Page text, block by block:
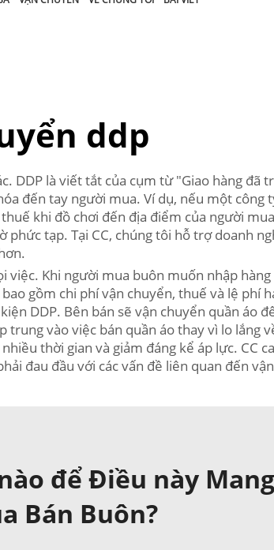
ddp
DDP là viết tắt của cụm từ "Giao hàng đã
đến tay người mua. Ví dụ, nếu một công
khi đồ chơi đến địa điểm của người
tạp. Tại CC, chúng tôi hỗ trợ doanh
Khi người mua buôn muốn nhập
gồm chi phí vận chuyển, thuế và lệ phí
DDP. Bên bán sẽ vận chuyển quần áo
vào việc bán quần áo thay vì lo lắng
thời gian và giảm đáng kể áp lực. CC
đau đầu với các vấn đề liên quan đến
để Điều này
Bán Buôn?